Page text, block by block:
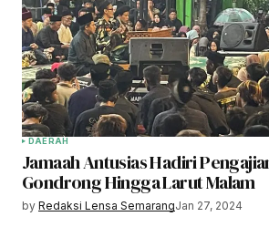
DAERAH
Jamaah Antusias Hadiri
Gondrong Hingga Larut Malam
by Redaksi Lensa SemarangJan 27, 2024